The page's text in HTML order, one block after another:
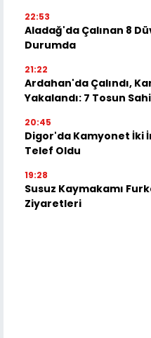
22:53
Aladağ'da Çalınan 8
Durumda
21:22
Ardahan'da Çalındı,
Yakalandı: 7 Tosun
20:45
Digor'da Kamyonet İki
Telef Oldu
19:28
Susuz Kaymakamı
Ziyaretleri